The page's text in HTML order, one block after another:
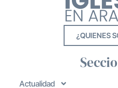
¿QUIENES
Actualidad